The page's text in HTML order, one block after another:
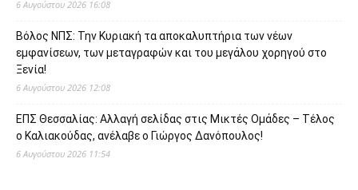
6 Αυγούστου 2026 16:08
Βόλος ΝΠΣ: Την Κυριακή τα αποκαλυπτήρια των νέων
εμφανίσεων, των μεταγραφών και του μεγάλου χορηγού στο
Ξενία!
6 Αυγούστου 2026 12:08
ΕΠΣ Θεσσαλίας: Αλλαγή σελίδας στις Μικτές Ομάδες – Τέλος
ο Καλιακούδας, ανέλαβε ο Γιώργος Δανόπουλος!
6 Αυγούστου 2026 11:54